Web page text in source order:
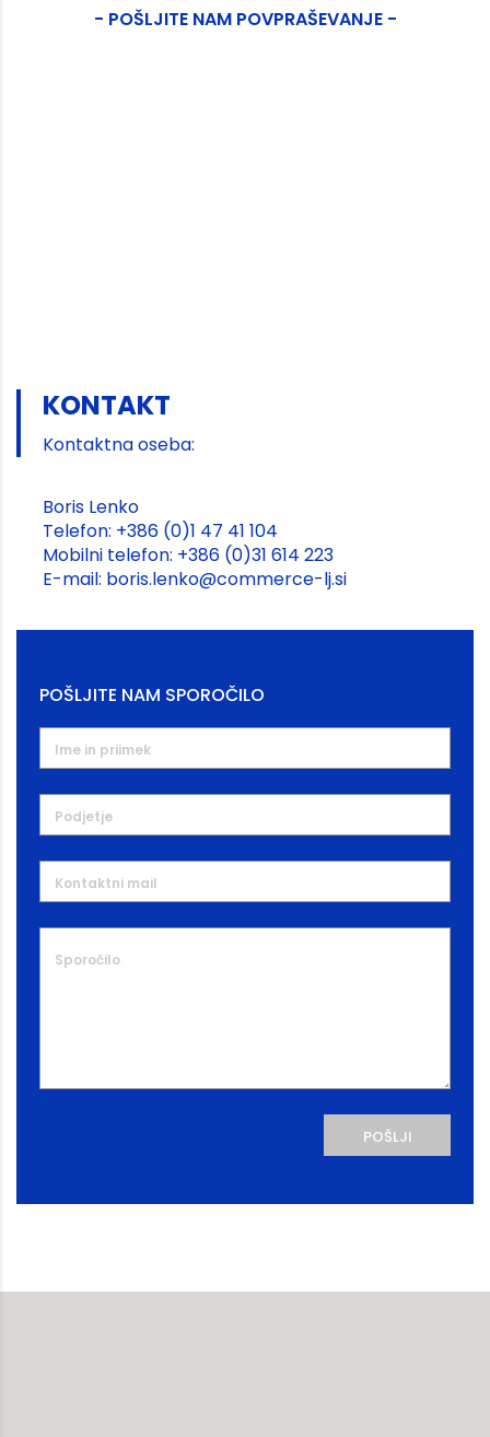
- POŠLJITE NAM POVPRAŠEVANJE -
KONTAKT
Kontaktna oseba:
Boris Lenko
Telefon: +386 (0)1 47 41 104
Mobilni telefon: +386 (0)31 614 223
E-mail: boris.lenko@commerce-lj.si
POŠLJITE NAM SPOROČILO